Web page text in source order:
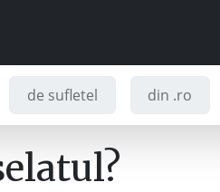
de sufletel din .ro